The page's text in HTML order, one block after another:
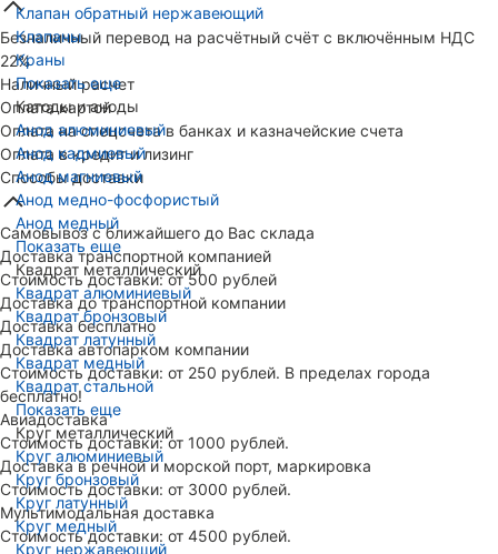
Клапан обратный нержавеющий
Клапаны
Краны
Показать еще
Катоды и аноды
Анод алюминиевый
Анод кадмиевый
Анод магниевый
Анод медно-фосфористый
Анод медный
Показать еще
Квадрат металлический
Квадрат алюминиевый
Квадрат бронзовый
Квадрат латунный
Квадрат медный
Квадрат стальной
Показать еще
Круг металлический
Круг алюминиевый
Круг бронзовый
Круг латунный
Круг медный
Круг нержавеющий
Безналичный перевод на расчётный счёт с включённым НДС
22%
Наличный расчет
Оплата картой
Оплата на спецсчета в банках и казначейские счета
Оплата в кредит и лизинг
Способы доставки
Самовывоз с ближайшего до Вас склада
Доставка транспортной компанией
Стоимость доставки: от 500 рублей
Доставка до транспортной компании
Доставка бесплатно
Доставка автопарком компании
Стоимость доставки: от 250 рублей. В пределах города
бесплатно!
Авиадоставка
Стоимость доставки: от 1000 рублей.
Доставка в речной и морской порт, маркировка
Стоимость доставки: от 3000 рублей.
Мультимодальная доставка
Стоимость доставки: от 4500 рублей.